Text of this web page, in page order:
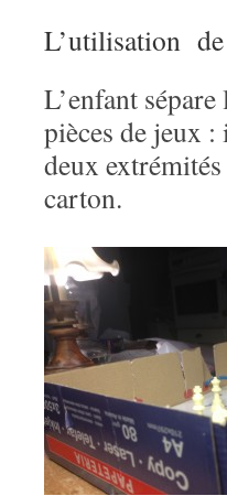
L’utilisation de
L’enfant
pièces de jeux
deux
carton.